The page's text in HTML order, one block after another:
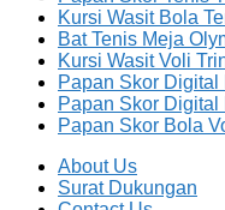
Kursi Wasit Bola
Bat Tenis Meja
Kursi Wasit Voli
Papan Skor
Papan Skor
Papan Skor Bola
About Us
Surat Dukungan